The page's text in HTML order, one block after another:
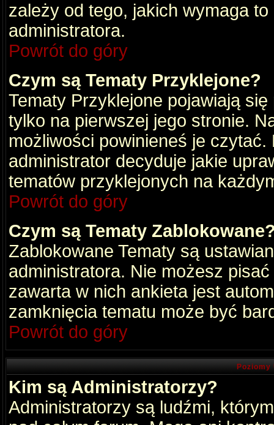
zależy od tego, jakich wymaga
administratora.
Powrót do góry
Czym są Tematy Przyklejone?
Tematy Przyklejone pojawiają
tylko na pierwszej jego stronie.
możliwości powinieneś je czytać.
administrator decyduje jakie
tematów przyklejonych na
Powrót do góry
Czym są Tematy
Zablokowane Tematy są
administratora. Nie możesz
zawarta w nich ankieta jest
zamknięcia tematu może być
Powrót do góry
Kim są Administratorzy?
Administratorzy są ludźmi,